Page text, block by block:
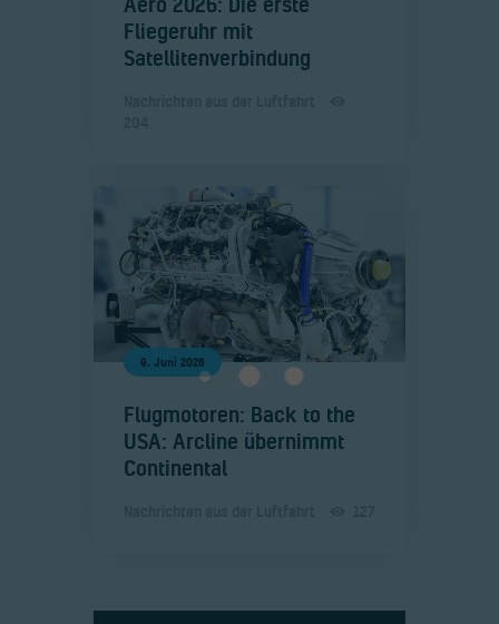
Fliegeruhr mit
Satellitenverbindung
9. Juni 2026
​Flugmotoren: Back to the
USA: Arcline übernimmt
Continental